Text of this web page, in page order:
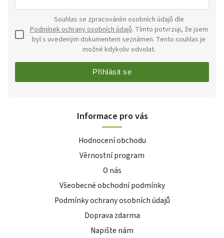
Podmínek ochrany osobních údajů. Tímto potvrzuji, že jsem
byl s uvedeným dokumentem seznámen. Tento souhlas je
možné kdykoliv odvolat.
Přihlásit se
Informace pro vás
Hodnocení obchodu
Věrnostní program
O nás
Všeobecné obchodní podmínky
Podmínky ochrany osobních údajů
Doprava zdarma
Napište nám